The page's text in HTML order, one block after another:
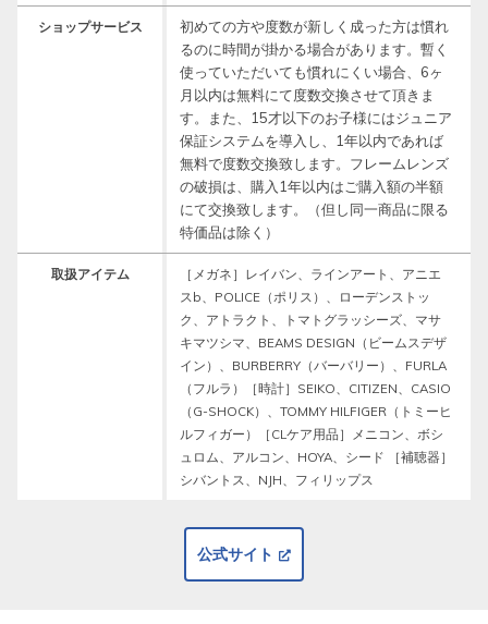
ショップサービス
初めての方や度数が新しく成った方は慣れ
るのに時間が掛かる場合があります。暫く
使っていただいても慣れにくい場合、6ヶ
月以内は無料にて度数交換させて頂きま
す。また、15才以下のお子様にはジュニア
保証システムを導入し、1年以内であれば
無料で度数交換致します。フレームレンズ
の破損は、購入1年以内はご購入額の半額
にて交換致します。（但し同一商品に限る
特価品は除く）
取扱アイテム
［メガネ］レイバン、ラインアート、アニエ
スb、POLICE（ポリス）、ローデンストッ
ク、アトラクト、トマトグラッシーズ、マサ
キマツシマ、BEAMS DESIGN（ビームスデザ
イン）、BURBERRY（バーバリー）、FURLA
（フルラ）［時計］SEIKO、CITIZEN、CASIO
（G-SHOCK）、TOMMY HILFIGER（トミーヒ
ルフィガー）［CLケア用品］メニコン、ボシ
ュロム、アルコン、HOYA、シード ［補聴器］
シバントス、NJH、フィリップス
公式サイト